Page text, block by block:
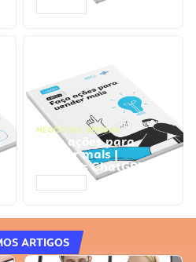
NEGÓCIOS, VENDAS
Faça ações para
vender mais |
Prompts ChatGPT
ARTIGOS